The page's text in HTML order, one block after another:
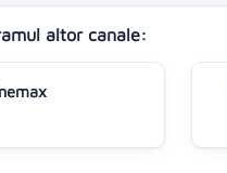
altor canale: